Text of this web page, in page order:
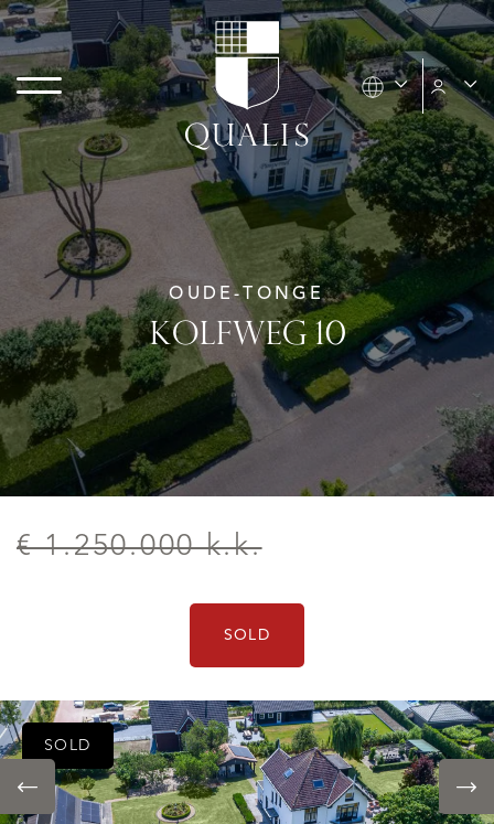
OUDE-TONGE
KOLFWEG 10
€ 1.250.000 k.k.
SOLD
SOLD